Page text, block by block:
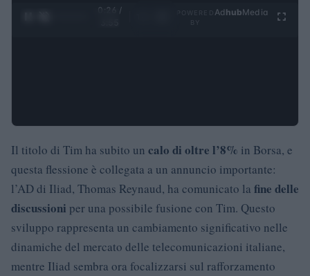
0:27 /
Ad hubMedia
Il titolo di Tim ha subito un calo di oltre l’8% in Borsa, e
questa flessione è collegata a un annuncio importante:
l’AD di Iliad, Thomas Reynaud, ha comunicato la fine delle
discussioni per una possibile fusione con Tim. Questo
sviluppo rappresenta un cambiamento significativo nelle
dinamiche del mercato delle telecomunicazioni italiane,
mentre Iliad sembra ora focalizzarsi sul rafforzamento